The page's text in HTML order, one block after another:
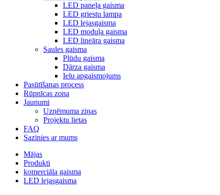
LED paneļa gaisma
LED griestu lampa
LED lejasgaisma
LED moduļa gaisma
LED lineāra gaisma
Saules gaisma
Plūdu gaisma
Dārza gaisma
Ielu apgaismojums
Pasūtīšanas process
Rūpnīcas zona
Jaunumi
Uzņēmuma ziņas
Projektu lietas
FAQ
Sazinies ar mums
Mājas
Produkti
komerciāla gaisma
LED lejasgaisma